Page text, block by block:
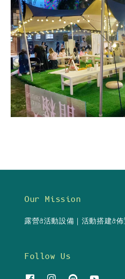
Our Mission
露營&活動設備｜活動搭建&
Follow Us